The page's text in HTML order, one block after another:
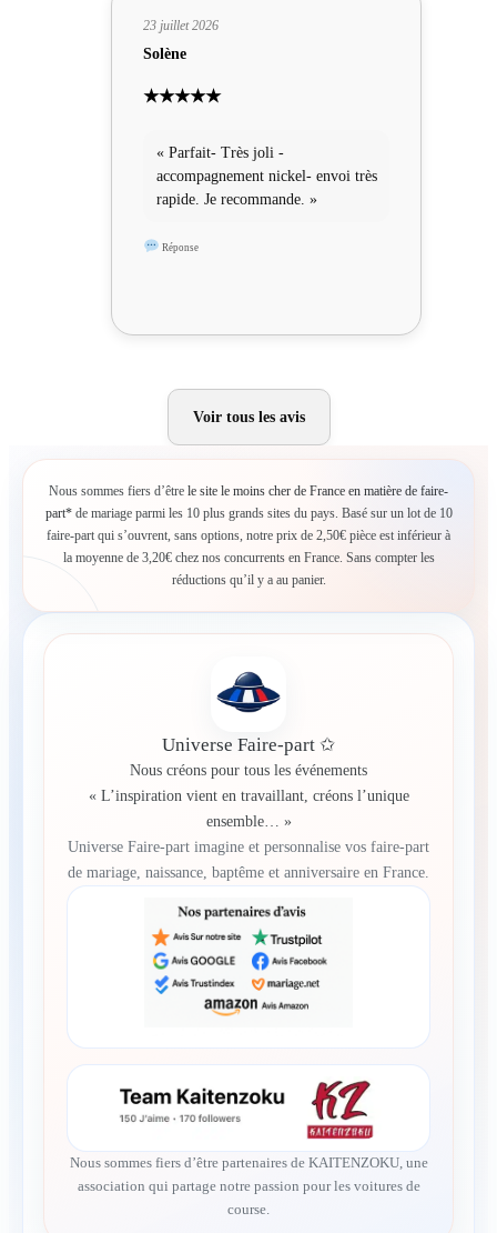
23 juillet 2026
Solène
★★★★★
« Parfait- Très joli -
accompagnement nickel- envoi très
rapide. Je recommande. »
Réponse
Voir tous les avis
Nous sommes fiers d’être le site le moins cher de France en matière de faire-
part*de mariage parmi les 10 plus grands sites du pays. Basé sur un lot de 10
faire-part qui s’ouvrent, sans options, notre prix de 2,50€ pièce est inférieur à
la moyenne de 3,20€ chez nos concurrents en France. Sans compter les
réductions qu’il y a au panier.
Universe Faire-part ✩
Nous créons pour tous les événements
« L’inspiration vient en travaillant, créons l’unique
ensemble… »
Universe Faire-part imagine et personnalise vos faire-part
de mariage, naissance, baptême et anniversaire en France.
Nous sommes fiers d’être partenaires de KAITENZOKU, une
association qui partage notre passion pour les voitures de
course.